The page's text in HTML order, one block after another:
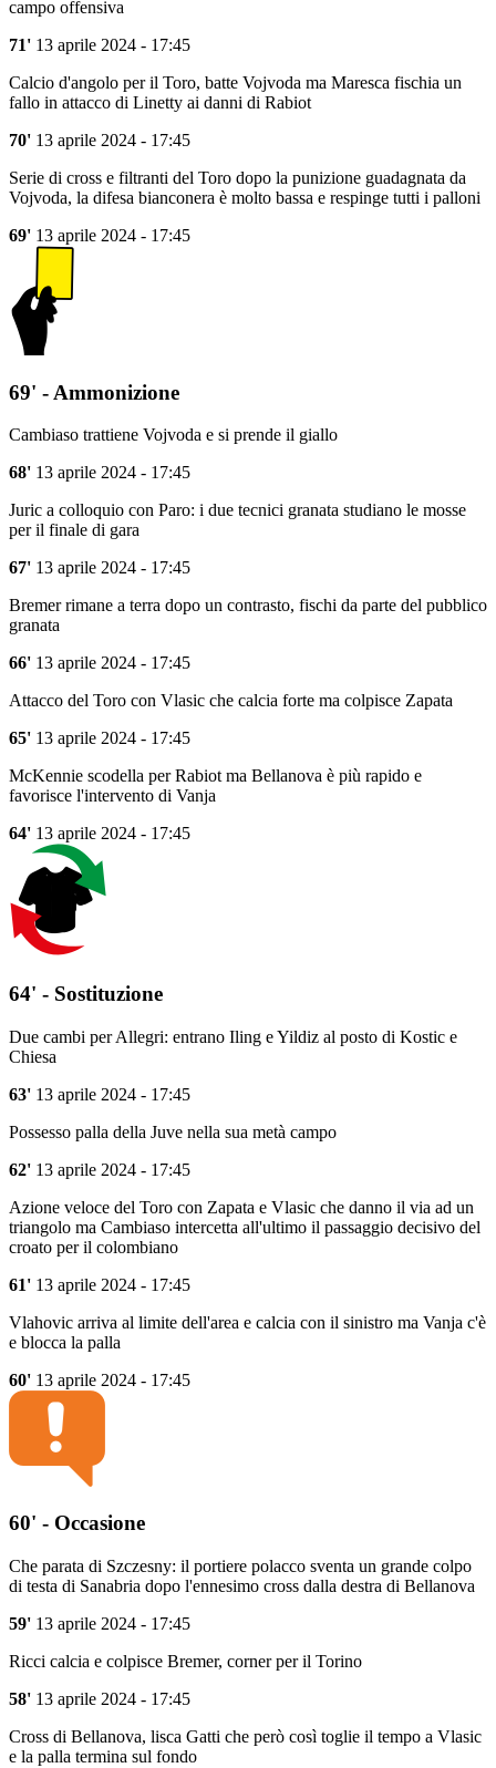
campo offensiva
71' 13 aprile 2024 - 17:45
Calcio d'angolo per il Toro, batte Vojvoda ma Maresca fischia un
fallo in attacco di Linetty ai danni di Rabiot
70' 13 aprile 2024 - 17:45
Serie di cross e filtranti del Toro dopo la punizione guadagnata da
Vojvoda, la difesa bianconera è molto bassa e respinge tutti i palloni
69' 13 aprile 2024 - 17:45
69' - Ammonizione
Cambiaso trattiene Vojvoda e si prende il giallo
68' 13 aprile 2024 - 17:45
Juric a colloquio con Paro: i due tecnici granata studiano le mosse
per il finale di gara
67' 13 aprile 2024 - 17:45
Bremer rimane a terra dopo un contrasto, fischi da parte del pubblico
granata
66' 13 aprile 2024 - 17:45
Attacco del Toro con Vlasic che calcia forte ma colpisce Zapata
65' 13 aprile 2024 - 17:45
McKennie scodella per Rabiot ma Bellanova è più rapido e
favorisce l'intervento di Vanja
64' 13 aprile 2024 - 17:45
64' - Sostituzione
Due cambi per Allegri: entrano Iling e Yildiz al posto di Kostic e
Chiesa
63' 13 aprile 2024 - 17:45
Possesso palla della Juve nella sua metà campo
62' 13 aprile 2024 - 17:45
Azione veloce del Toro con Zapata e Vlasic che danno il via ad un
triangolo ma Cambiaso intercetta all'ultimo il passaggio decisivo del
croato per il colombiano
61' 13 aprile 2024 - 17:45
Vlahovic arriva al limite dell'area e calcia con il sinistro ma Vanja c'è
e blocca la palla
60' 13 aprile 2024 - 17:45
60' - Occasione
Che parata di Szczesny: il portiere polacco sventa un grande colpo
di testa di Sanabria dopo l'ennesimo cross dalla destra di Bellanova
59' 13 aprile 2024 - 17:45
Ricci calcia e colpisce Bremer, corner per il Torino
58' 13 aprile 2024 - 17:45
Cross di Bellanova, lisca Gatti che però così toglie il tempo a Vlasic
e la palla termina sul fondo